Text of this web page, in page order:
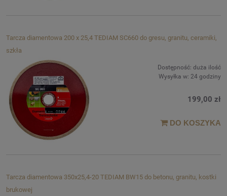
Tarcza diamentowa 200 x 25,4 TEDIAM SC660 do gresu, granitu, ceramiki,
szkła
Dostępność: duża ilość
Wysyłka w: 24 godziny
199,00 zł
DO KOSZYKA
Tarcza diamentowa 350x25,4-20 TEDIAM BW15 do betonu, granitu, kostki
brukowej